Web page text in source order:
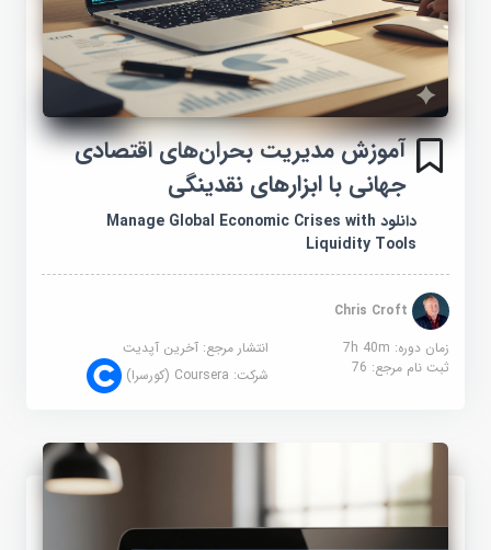
آموزش مدیریت بحران‌های اقتصادی
جهانی با ابزارهای نقدینگی
دانلود Manage Global Economic Crises with
Liquidity Tools
Chris Croft
زمان دوره: 7h 40m
انتشار مرجع:آخرین آپدیت
ثبت نام مرجع:76 شرکت:Coursera (کورسرا)